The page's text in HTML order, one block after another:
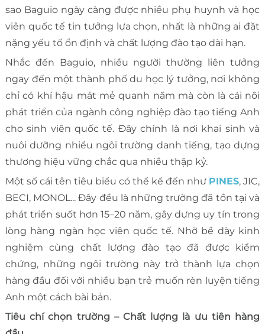
sao Baguio ngày càng được nhiều phụ huynh và học
viên quốc tế tin tưởng lựa chọn, nhất là những ai đặt
nặng yếu tố ổn định và chất lượng đào tạo dài hạn.
Nhắc đến Baguio, nhiều người thường liên tưởng
ngay đến một thành phố du học lý tưởng, nơi không
chỉ có khí hậu mát mẻ quanh năm mà còn là cái nôi
phát triển của ngành công nghiệp đào tạo tiếng Anh
cho sinh viên quốc tế. Đây chính là nơi khai sinh và
nuôi dưỡng nhiều ngôi trường danh tiếng, tạo dựng
thương hiệu vững chắc qua nhiều thập kỷ.
Một số cái tên tiêu biểu có thể kể đến như PINES, JIC,
BECI, MONOL... Đây đều là những trường đã tồn tại và
phát triển suốt hơn 15–20 năm, gây dựng uy tín trong
lòng hàng ngàn học viên quốc tế. Nhờ bề dày kinh
nghiệm cùng chất lượng đào tạo đã được kiểm
chứng, những ngôi trường này trở thành lựa chọn
hàng đầu đối với nhiều bạn trẻ muốn rèn luyện tiếng
Anh một cách bài bản.
Tiêu chí chọn trường – Chất lượng là ưu tiên hàng